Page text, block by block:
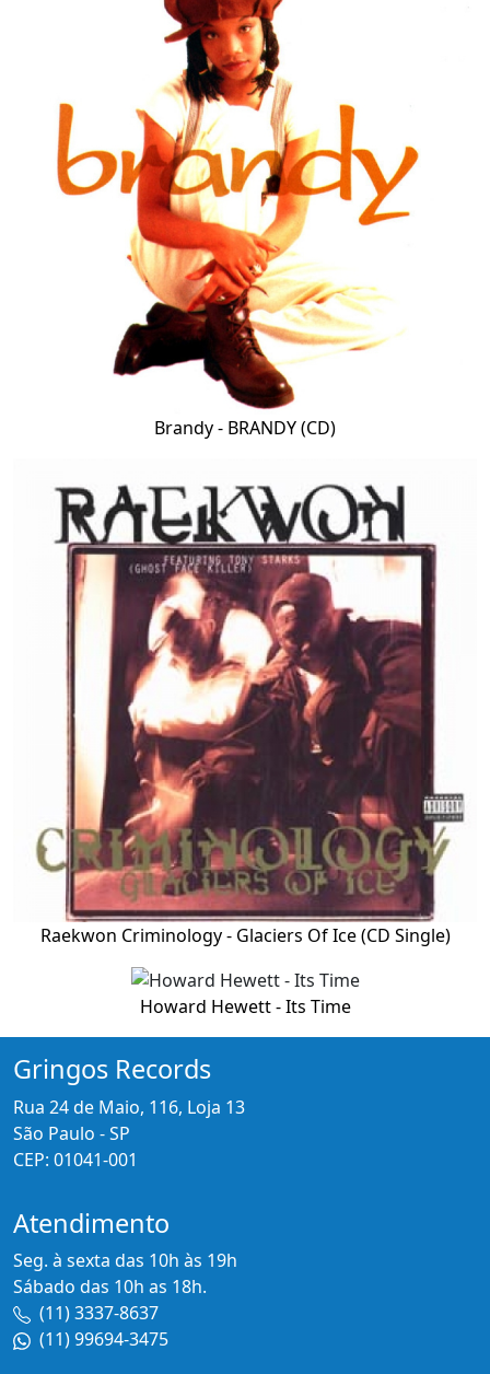
Brandy - BRANDY (CD)
Raekwon Criminology - Glaciers Of Ice (CD Single)
Howard Hewett - Its Time
Gringos Records
Rua 24 de Maio, 116, Loja 13
São Paulo - SP
CEP: 01041-001
Atendimento
Seg. à sexta das 10h às 19h
Sábado das 10h as 18h.
(11) 3337-8637
(11) 99694-3475